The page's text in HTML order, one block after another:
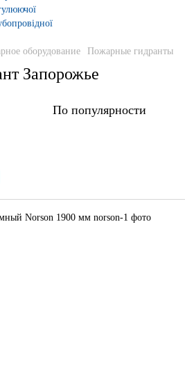
оборудование Пожарные гидранты
Запорожье
По популярности